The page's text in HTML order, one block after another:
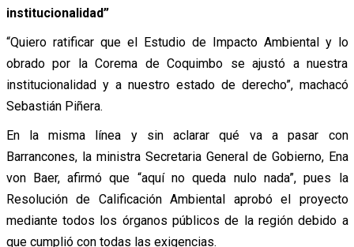
institucionalidad”
“Quiero ratificar que el Estudio de Impacto Ambiental y lo
obrado por la Corema de Coquimbo se ajustó a nuestra
institucionalidad y a nuestro estado de derecho”, machacó
Sebastián Piñera.
En la misma línea y sin aclarar qué va a pasar con
Barrancones, la ministra Secretaria General de Gobierno, Ena
von Baer, afirmó que “aquí no queda nulo nada”, pues la
Resolución de Calificación Ambiental aprobó el proyecto
mediante todos los órganos públicos de la región debido a
que cumplió con todas las exigencias.